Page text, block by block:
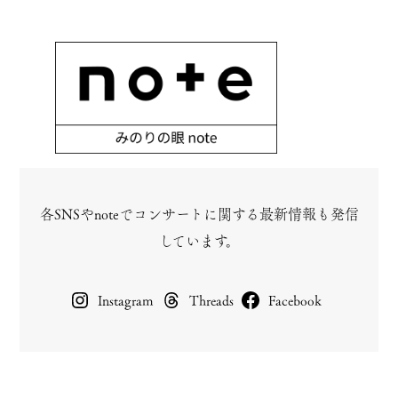
各SNSやnoteでコンサートに関する最新情報も発信
しています。
Instagram Threads Facebook